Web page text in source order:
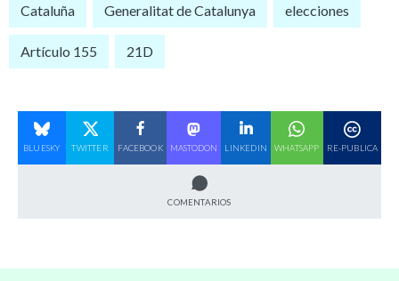
Cataluña Generalitat de Catalunya elecciones
Artículo 155 21D
BLUESKY TWITTER FACEBOOK MASTODON LINKEDIN WHATSAPP RE-PUBLICA
COMENTARIOS